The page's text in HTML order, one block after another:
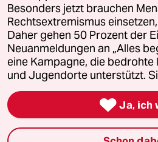
wenden Sie sich bitte an
lizenzen@taz.de
Feedback Redaktionsstatut
Leitlinie Informant Datenschutz
Seitenwende Einwilligungen
Besonders jetzt brauchen
Rechtsextremismus
Daher gehen 50 Prozent der
Neuanmeldungen an „Alles
eine Kampagne, die bedrohte
und Jugendorte unterstützt.
 Ja, ich